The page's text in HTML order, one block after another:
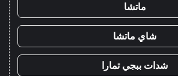
ماتشا
شاي ماتشا
شدات ببجي تمارا